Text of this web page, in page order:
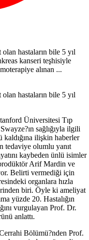
hastaların bile 5 yıl
kanseri teşhisiyle
alınan ...
hastaların bile 5 yıl
Üniversitesi Tıp
sağlığıyla ilgili
kaldığına ilişkin haberler
tedaviye olumlu yanıt
kaybeden ünlü isimler
Arif Mardin ve
Belirti vermediği için
organlara hızla
biri. Öyle ki ameliyat
yüzde 20. Hastalığın
vurgulayan Prof. Dr.
anlattı.
Bölümü?nden Prof.